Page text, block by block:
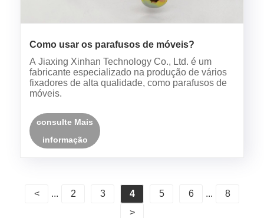
Como usar os parafusos de móveis?
A Jiaxing Xinhan Technology Co., Ltd. é um
fabricante especializado na produção de vários
fixadores de alta qualidade, como parafusos de
móveis.
consulte Mais
informação
< ... 2 3 4 5 6 ...
8
>